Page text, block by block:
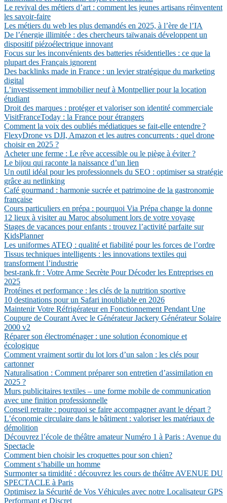
Le revival des métiers d’art : comment les jeunes artisans réinventent
les savoir-faire
Les métiers du web les plus demandés en 2025, à l’ère de l’IA
De l’énergie illimitée : des chercheurs taïwanais développent un
dispositif piézoélectrique innovant
Focus sur les inconvénients des batteries résidentielles : ce que la
plupart des Français ignorent
Des backlinks made in France : un levier stratégique du marketing
digital
L’investissement immobilier neuf à Montpellier pour la location
étudiant
Droit des marques : protéger et valoriser son identité commerciale
VisitFranceToday : la France pour étrangers
Comment la voix des oubliés médiatiques se fait-elle entendre ?
FlexyDrone vs DJI, Amazon et les autres concurrents : quel drone
choisir en 2025 ?
Acheter une ferme : Le rêve accessible ou le piège à éviter ?
Le bijou qui raconte la naissance d’un lien
Un outil idéal pour les professionnels du SEO : optimiser sa stratégie
grâce au netlinking
Café gourmand : harmonie sucrée et patrimoine de la gastronomie
française
Cours particuliers en prépa : pourquoi Via Prépa change la donne
12 lieux à visiter au Maroc absolument lors de votre voyage
Stages de vacances pour enfants : trouvez l’activité parfaite sur
KidsPlanner
Les uniformes ATEQ : qualité et fiabilité pour les forces de l’ordre
Tissus techniques intelligents : les innovations textiles qui
transforment l’industrie
best-rank.fr : Votre Arme Secrète Pour Décoder les Entreprises en
2025
Protéines et performance : les clés de la nutrition sportive
10 destinations pour un Safari inoubliable en 2026
Maintenir Votre Réfrigérateur en Fonctionnement Pendant Une
Coupure de Courant Avec le Générateur Jackery Générateur Solaire
2000 v2
Réparer son électroménager : une solution économique et
écologique
Comment vraiment sortir du lot lors d’un salon : les clés pour
cartonner
Naturalisation : Comment préparer son entretien d’assimilation en
2025 ?
Murs publicitaires textiles – une forme mobile de communication
avec une finition professionnelle
Conseil retraite : pourquoi se faire accompagner avant le départ ?
L’économie circulaire dans le bâtiment : valoriser les matériaux de
démolition
Découvrez l’école de théâtre amateur Numéro 1 à Paris : Avenue du
Spectacle
Comment bien choisir les croquettes pour son chien?
Comment s’habille un homme
Surmonter sa timidité : découvrez les cours de théâtre AVENUE DU
SPECTACLE à Paris
Optimisez la Sécurité de Vos Véhicules avec notre Localisateur GPS
Performant et Discret